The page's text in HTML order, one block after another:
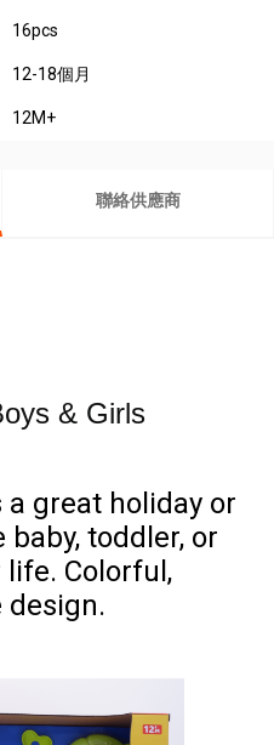
16pcs
12-18個月
12M+
聯絡供應商
& Girls
great holiday or
toddler, or
Colorful,
design.